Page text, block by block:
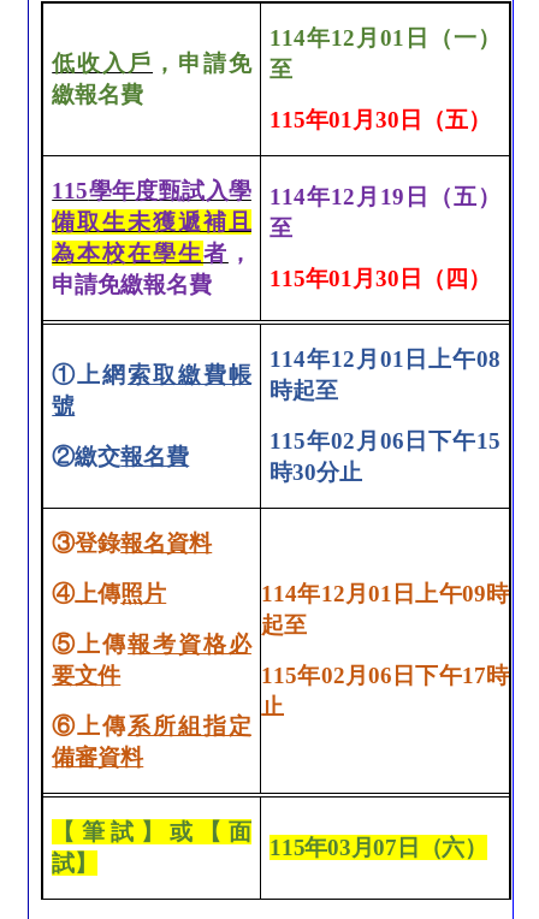
低收入戶 ，申請免
繳報名費
114年12月01 日（一）
至
115年01月30 日（五）
115學年度甄試入學
備取生未獲遞補且
為本校在學生者 ，
申請免繳報名費
114年12月 19 日（五）
至
115年01月30 日（四）
①上網 索取繳費帳
號
②繳交報名費
114年12月 01 日上午08
時起至
115年02月 06 日下午15
時30分止
③登錄報名資料
④上傳照片
⑤上傳報考資格必
要文件
⑥上傳系所組指定
備審資料
114年12月 01 日上午09時
起至
115年02月 06 日下午17時
止
【筆試】或 【 面
試】
115年03月07 日（六）